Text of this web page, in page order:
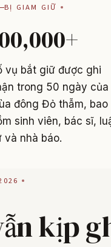
BỊ GIAM GIỮ
vụ bắt giữ được ghi
trong 50 ngày của
đông Đỏ thẫm, bao
sinh viên, bác sĩ,
và nhà báo.
kịp